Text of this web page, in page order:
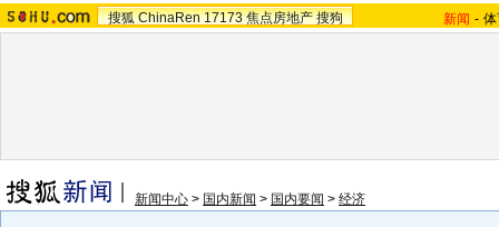
搜狐 ChinaRen 17173 焦点房地产 搜狗 新闻 -
新闻中心 > 国内新闻 > 国内要闻 > 经济